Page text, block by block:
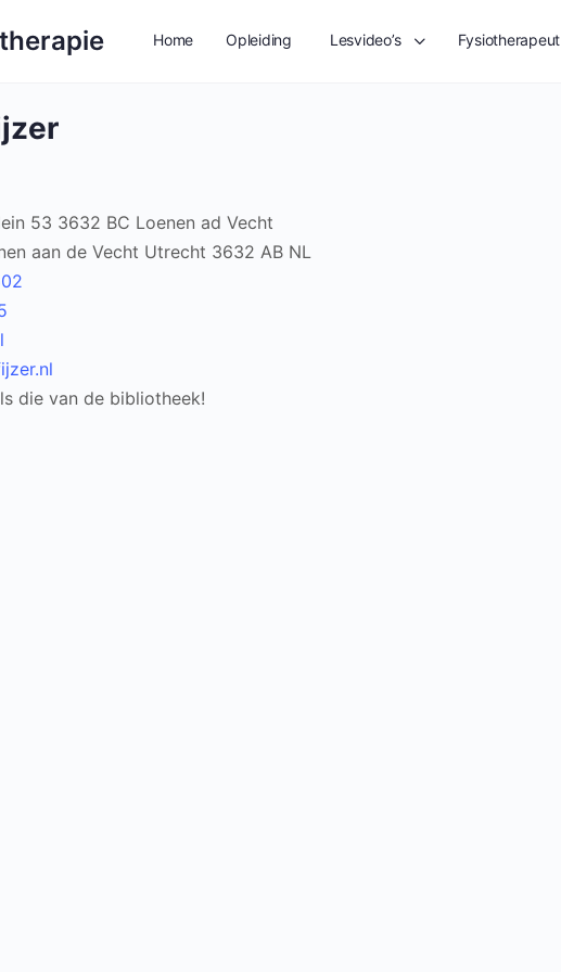
Home Opleiding Lesvideo’s Fysiotherapeut
53 3632 BC Loenen ad Vecht
aan de Vecht Utrecht 3632 AB NL
die van de bibliotheek!